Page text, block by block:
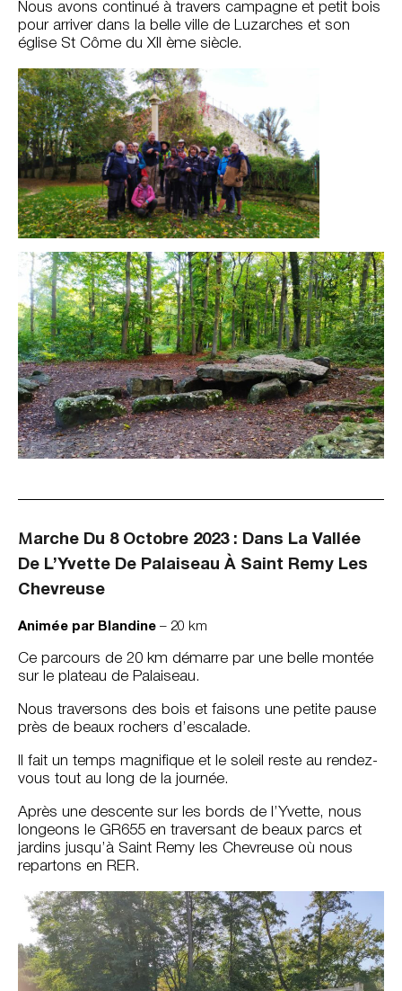
Nous avons continué à travers campagne et petit bois
pour arriver dans la belle ville de Luzarches et son
église St Côme du Xll ème siècle.
MArche Du 8 Octobre 2023 : Dans La Vallée
De L’Yvette De Palaiseau À Saint Remy Les
Chevreuse
Animée par Blandine – 20 km
Ce parcours de 20 km démarre par une belle montée
sur le plateau de Palaiseau.
Nous traversons des bois et faisons une petite pause
près de beaux rochers d’escalade.
Il fait un temps magnifique et le soleil reste au rendez-
vous tout au long de la journée.
Après une descente sur les bords de l’Yvette, nous
longeons le GR655 en traversant de beaux parcs et
jardins jusqu’à Saint Remy les Chevreuse où nous
repartons en RER.